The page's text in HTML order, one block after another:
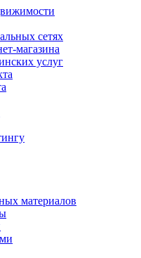
сетях
магазина
услуг
материалов